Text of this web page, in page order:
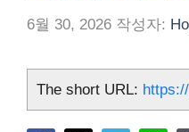
6월 30, 2026 작성자:
The short URL: